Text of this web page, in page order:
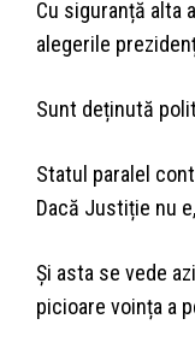
Cu siguranță alta
alegerile
Sunt deținută
Statul paralel
Dacă Justiție nu
Și asta se vede
picioare voința a